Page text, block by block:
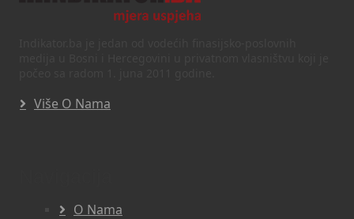
Više O Nama
O Nama